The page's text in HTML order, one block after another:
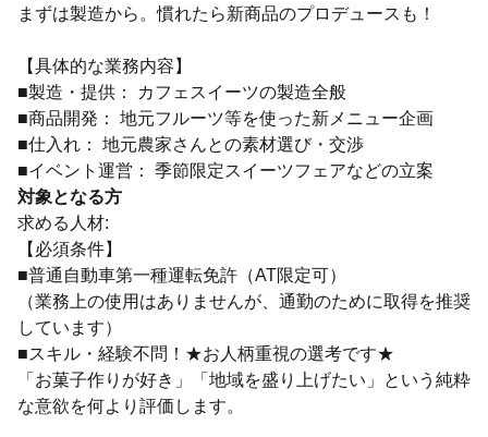
まずは製造から。慣れたら新商品のプロデュースも！
【具体的な業務内容】
■製造・提供： カフェスイーツの製造全般
■商品開発： 地元フルーツ等を使った新メニュー企画
■仕入れ： 地元農家さんとの素材選び・交渉
■イベント運営： 季節限定スイーツフェアなどの立案
対象となる方
求める人材:
【必須条件】
■普通自動車第一種運転免許（AT限定可）
（業務上の使用はありませんが、通勤のために取得を推奨
しています）
■スキル・経験不問！★お人柄重視の選考です★
「お菓子作りが好き」「地域を盛り上げたい」という純粋
な意欲を何より評価します。